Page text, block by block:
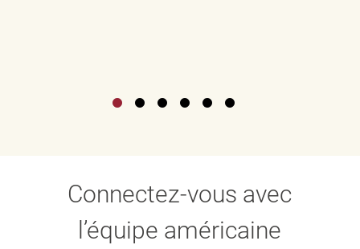
Connectez-vous avec
l’équipe américaine